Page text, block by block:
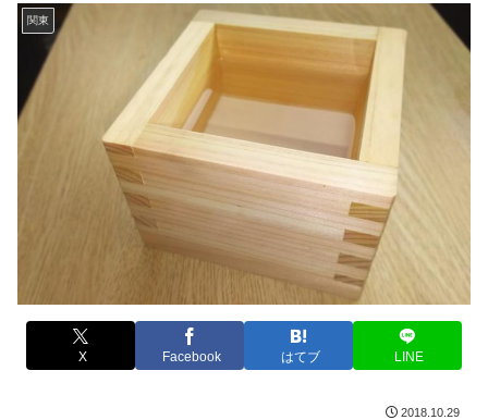
関東
X Facebook はてブ LINE
2018.10.29